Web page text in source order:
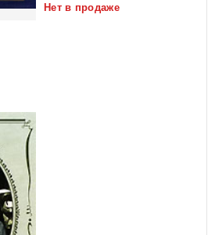
5Нет в продаже